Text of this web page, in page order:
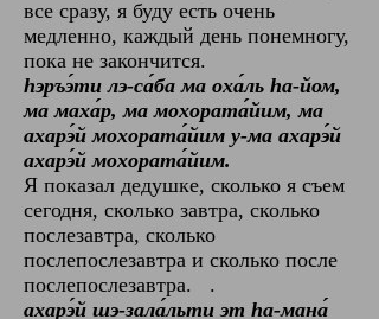
все сразу, я буду есть очень
медленно, каждый день понемногу,
пока не закончится.
hэръэ́ти лэ-са́ба ма оха́ль hа-йом,
ма маха́р, ма мохората́йим, ма
ахарэ́й мохората́йим у-ма ахарэ́й
ахарэ́й мохората́йим.
Я показал дедушке, сколько я съем
сегодня, сколько завтра, сколько
послезавтра, сколько
пocлeпocлeзaвтpa и сколько пocлe
пocлeпocлeзaвтpa. .
ахарэ́й шэ-зала́льти эт hа-мана́